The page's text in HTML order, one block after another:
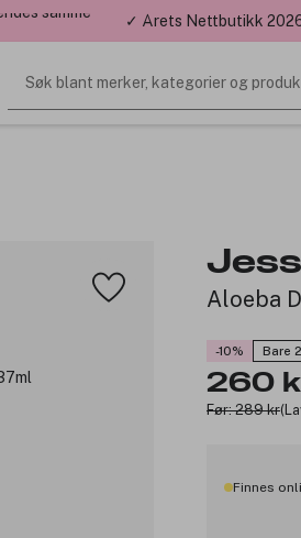
samme ✓ Årets Nettbutikk
Søk blant merker, kategorier og
Aloeba
-10% Bare
260
Før: 289 kr
Finnes